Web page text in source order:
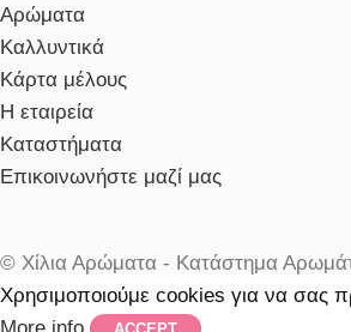
Αρώματα
Καλλυντικά
Κάρτα μέλους
Η εταιρεία
Καταστήματα
Επικοινωνήστε μαζί μας
© Χίλια Αρώματα - Κατάστημα
Χρησιμοποιούμε cookies για να σας